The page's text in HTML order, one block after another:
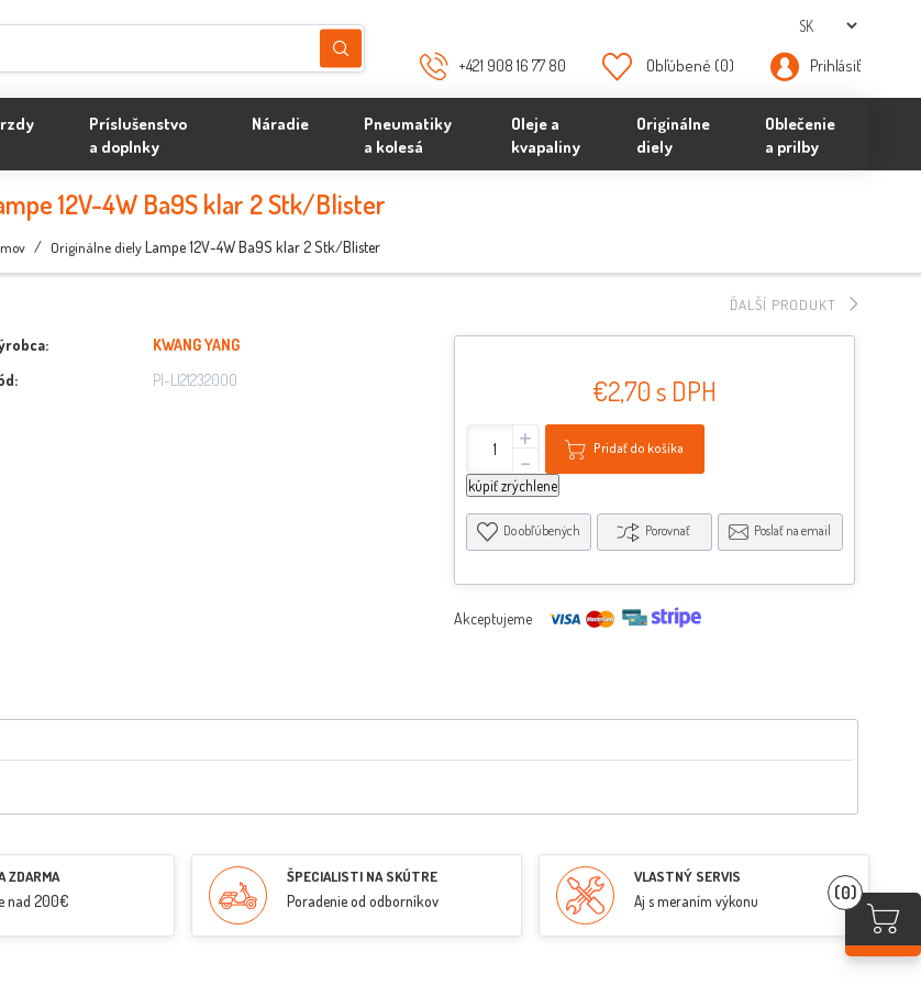
+421 908 16 77 80 Obľúbené (0) Prihlásiť
(0)
Príslušenstvo
a doplnky
Náradie
Pneumatiky
a kolesá
Oleje a
kvapaliny
Originálne
diely
Oblečenie
a prilby
12V-4W Ba9S klar 2 Stk/Blister
/ Originálne dielyLampe 12V-4W Ba9S klar 2 Stk/Blister
ĎALŠÍ PRODUKT
KWANG YANG
PI-LI21232000 €2,70 s DPH
+
- Pridať do košíka
kúpiť zrýchlene
Do obľúbených Porovnať Poslať na email
Akceptujeme
ZDARMA
nad 200€
ŠPECIALISTI NA SKÚTRE
Poradenie od odborníkov
VLASTNÝ SERVIS
Aj s meraním výkonu